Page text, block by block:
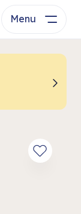
Menu